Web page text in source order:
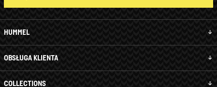
HUMMEL
OBSŁUGA KLIENTA
COLLECTIONS